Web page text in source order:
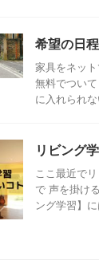
希望の日
家具をネッ
無料でつい
に入れられ
リビング
ここ最近で
で 声を掛け
ング学習】